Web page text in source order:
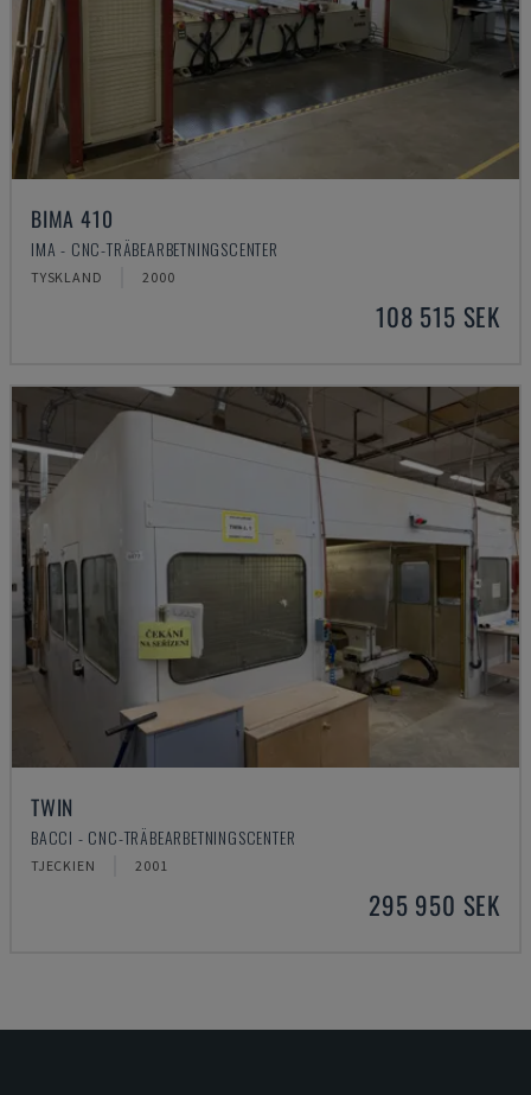
BIMA 410
IMA - CNC-TRÄBEARBETNINGSCENTER
TYSKLAND 2000
108 515 SEK
TWIN
BACCI - CNC-TRÄBEARBETNINGSCENTER
TJECKIEN 2001
295 950 SEK